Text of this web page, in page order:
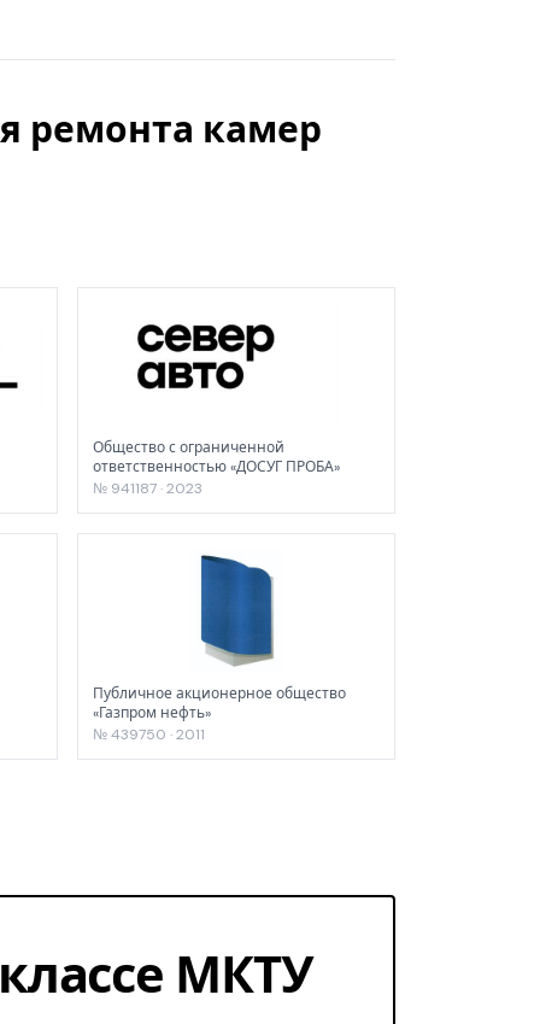
ремонта камер
Общество с ограниченной
ответственностью «ДОСУГ ПРОБА»
№ 941187 · 2023
Публичное акционерное общество
«Газпром нефть»
№ 439750 · 2011
МКТУ